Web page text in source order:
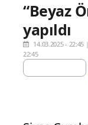
“Beyaz
yapıldı
14.03.2025 - 22:45
22:45